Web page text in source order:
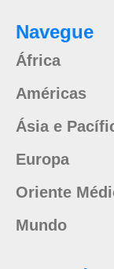
Navegue
África
Américas
Ásia e
Europa
Oriente
Mundo